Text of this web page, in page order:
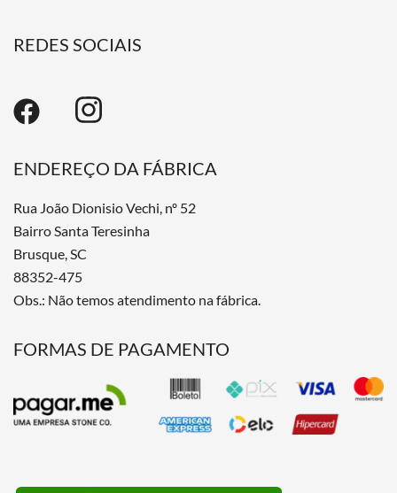
REDES SOCIAIS
ENDEREÇO DA FÁBRICA
Rua João Dionisio Vechi, nº 52
Bairro Santa Teresinha
Brusque, SC
88352-475
Obs.: Não temos atendimento na fábrica.
FORMAS DE PAGAMENTO